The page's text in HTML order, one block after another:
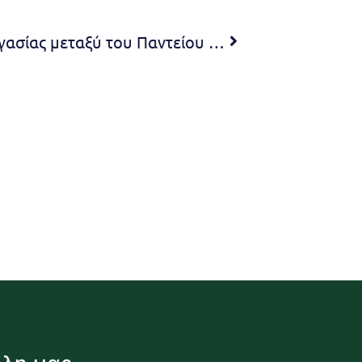
Υπογραφή Μνημονίου συνεργασίας μεταξύ του Παντείου Πανεπιστημίου και του Δήμου Πεντέλης. Δήμητρα Κεχαγιά: «Σήμερα έγινε μόνο η αρχή! Μία πολυεπίπεδη συνεργασία προς όφελος της πόλης μας, μόλις ξεκίνησε!»